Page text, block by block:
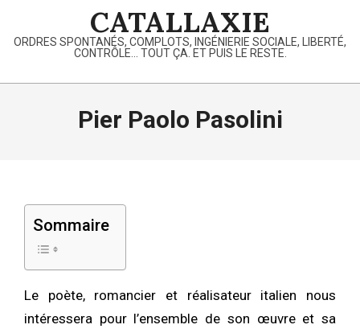
content
CATALLAXIE
ORDRES SPONTANÉS, COMPLOTS, INGÉNIERIE SOCIALE, LIBERTÉ,
CONTRÔLE… TOUT ÇA. ET PUIS LE RESTE.
Primary
Pier Paolo Pasolini
Sommaire
Le poète, romancier et réalisateur italien nous
intéressera pour l’ensemble de son œuvre et sa